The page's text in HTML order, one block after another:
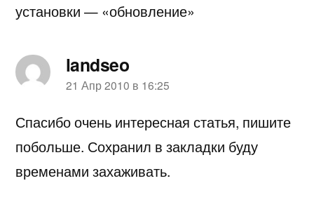
установки — «обновление»
landseo
пишет:
21 Апр 2010 в 16:25
Спасибо очень интересная статья, пишите
побольше. Сохранил в закладки буду
временами захаживать.